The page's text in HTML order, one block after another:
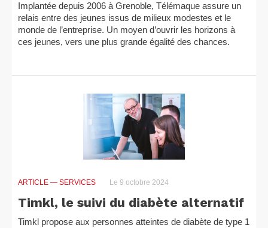
Implantée depuis 2006 à Grenoble, Télémaque assure un
relais entre des jeunes issus de milieux modestes et le
monde de l’entreprise. Un moyen d’ouvrir les horizons à
ces jeunes, vers une plus grande égalité des chances.
ARTICLE — SERVICES Le 9 octobre 2024
Timkl, le suivi du diabète alternatif
Timkl propose aux personnes atteintes de diabète de type 1